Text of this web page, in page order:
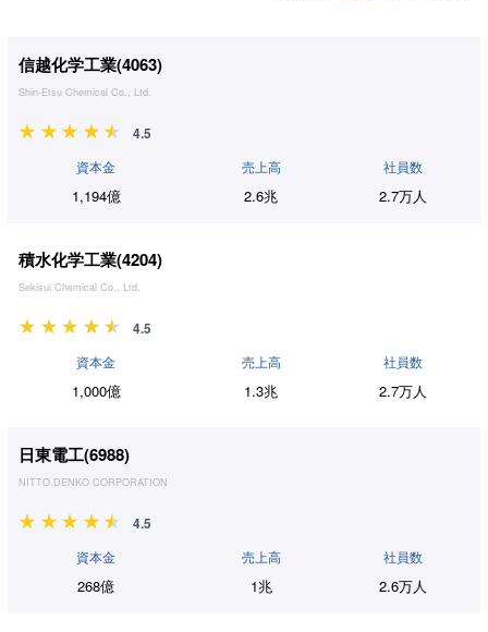
信越化学工業(4063)
Shin-Etsu Chemical Co., Ltd.
4.5
資本金
1,194億
売上高
2.6兆
社員数
2.7万人
積水化学工業(4204)
Sekisui Chemical Co., Ltd.
4.5
資本金
1,000億
売上高
1.3兆
社員数
2.7万人
日東電工(6988)
NITTO DENKO CORPORATION
4.5
資本金
268億
売上高
1兆
社員数
2.6万人